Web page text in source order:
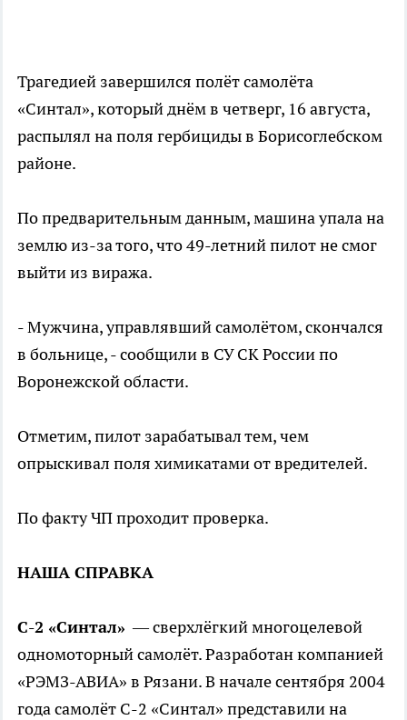
Трагедией завершился полёт самолёта
«Синтал», который днём в четверг, 16 августа,
распылял на поля гербициды в Борисоглебском
районе.
По предварительным данным, машина упала на
землю из-за того, что 49-летний пилот не смог
выйти из виража.
- Мужчина, управлявший самолётом, скончался
в больнице, - сообщили в СУ СК России по
Воронежской области.
Отметим, пилот зарабатывал тем, чем
опрыскивал поля химикатами от вредителей.
По факту ЧП проходит проверка.
НАША СПРАВКА
С-2 «Синтал» — сверхлёгкий многоцелевой
одномоторный самолёт. Разработан компанией
«РЭМЗ-АВИА» в Рязани. В начале сентября 2004
года самолёт С-2 «Синтал» представили на